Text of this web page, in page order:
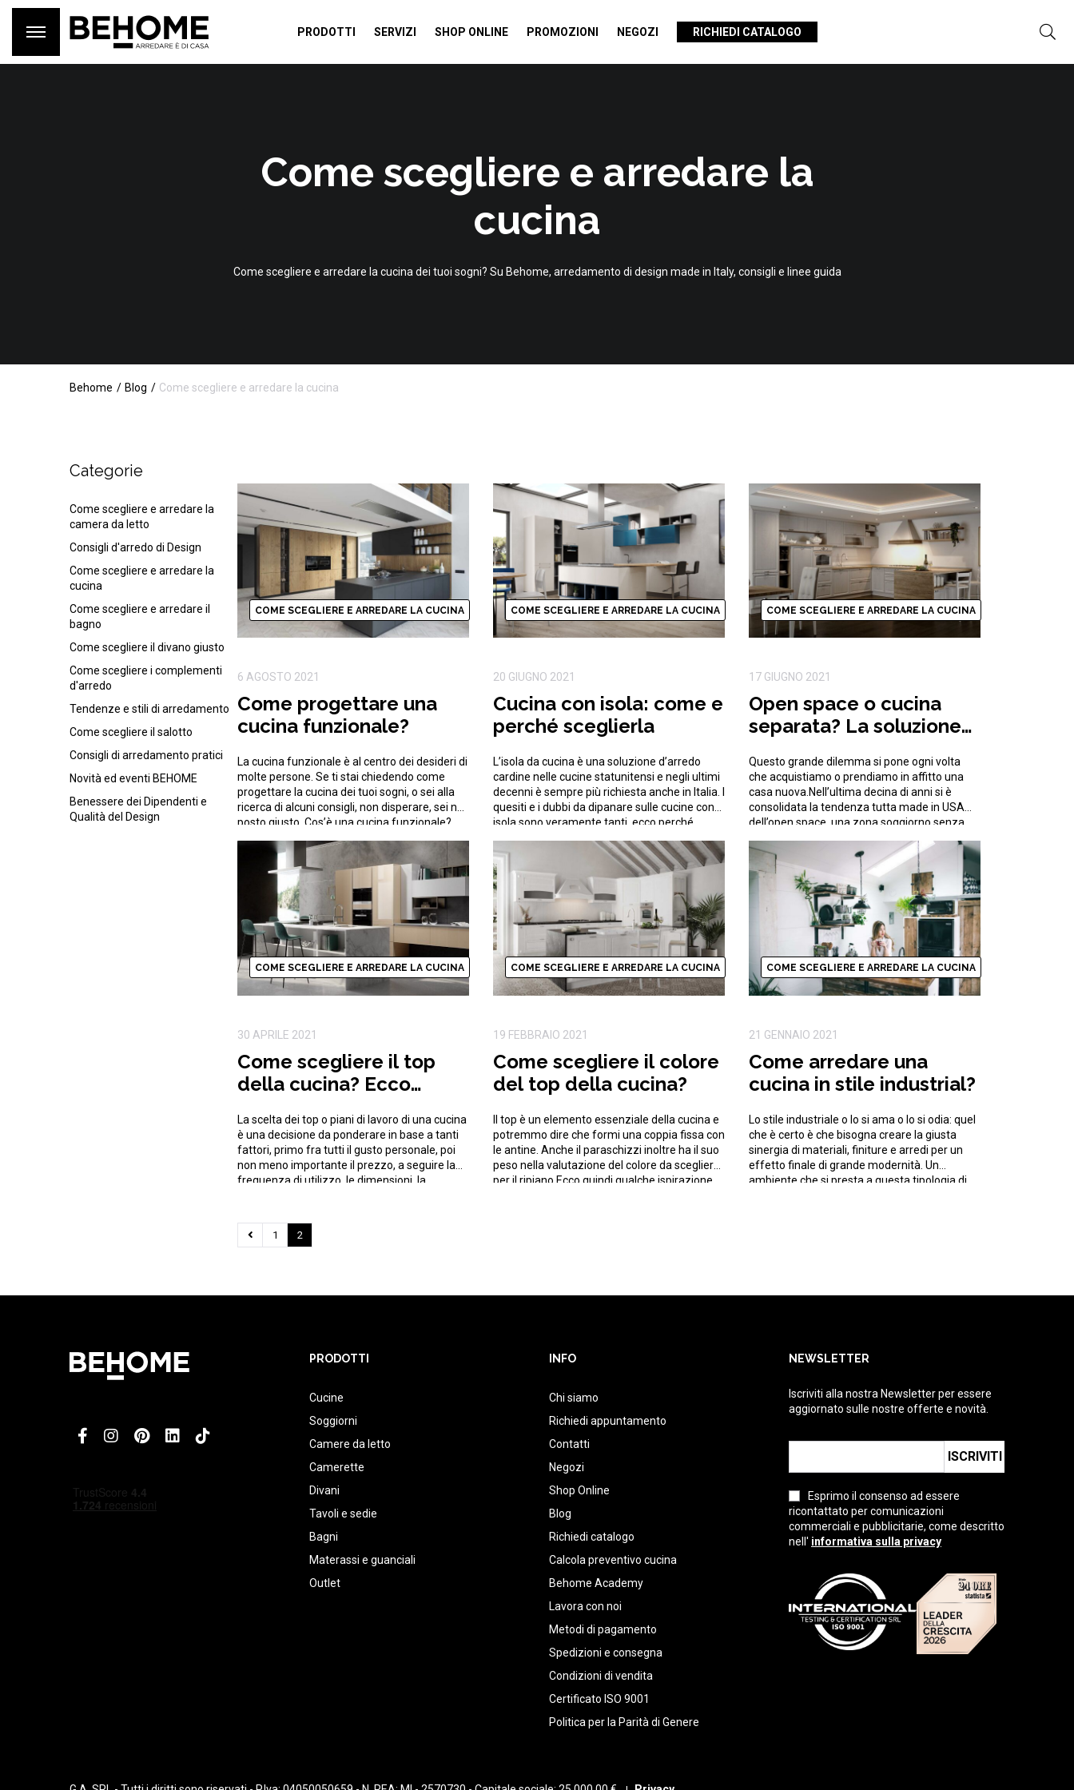
PRODOTTI SERVIZI SHOP ONLINE PROMOZIONI NEGOZI RICHIEDI CATALOGO
Come scegliere e arredare la
cucina
Come scegliere e arredare la cucina dei tuoi sogni? Su Behome, arredamento di design made in Italy, consigli e linee guida
Behome Blog Come scegliere e arredare la cucina
Categorie
Come scegliere e arredare la
camera da letto
Consigli d'arredo di Design
Come scegliere e arredare la
cucina
Come scegliere e arredare il
bagno
Come scegliere il divano giusto
Come scegliere i complementi
d'arredo
Tendenze e stili di arredamento
Come scegliere il salotto
Consigli di arredamento pratici
Novità ed eventi BEHOME
Benessere dei Dipendenti e
Qualità del Design
COME SCEGLIERE E ARREDARE LA CUCINA
6 AGOSTO 2021
Come progettare una
cucina funzionale?
La cucina funzionale è al centro dei desideri di
molte persone. Se ti stai chiedendo come
progettare la cucina dei tuoi sogni, o sei alla
ricerca di alcuni consigli, non disperare, sei nel
posto giusto. Cos’è una cucina funzionale?
Comporre una cucina è il sogno di ogni coppia.
Si tratta della zona della casa in […]
COME SCEGLIERE E ARREDARE LA CUCINA
20 GIUGNO 2021
Cucina con isola: come e
perché sceglierla
L’isola da cucina è una soluzione d’arredo
cardine nelle cucine statunitensi e negli ultimi
decenni è sempre più richiesta anche in Italia. I
quesiti e i dubbi da dipanare sulle cucine con
isola sono veramente tanti, ecco perché
proveremo a rispondere alle domande più
importanti su come scegliere e organizzarla.
Cucina con l’isola: solo per […]
COME SCEGLIERE E ARREDARE LA CUCINA
17 GIUGNO 2021
Open space o cucina
separata? La soluzione
Questo grande dilemma si pone ogni volta
che acquistiamo o prendiamo in affitto una
casa nuova.Nell’ultima decina di anni si è
consolidata la tendenza tutta made in USA
dell’open space, una zona soggiorno senza
soluzione di continuità con salotto, zona
pranzo e cucina in un unico spazio.In Italia la
tradizione del design d’interni ha sempre […]
COME SCEGLIERE E ARREDARE LA CUCINA
30 APRILE 2021
Come scegliere il top
della cucina? Ecco
La scelta dei top o piani di lavoro di una cucina
è una decisione da ponderare in base a tanti
fattori, primo fra tutti il gusto personale, poi
non meno importante il prezzo, a seguire la
frequenza di utilizzo, le dimensioni, la
scegliere il […]
COME SCEGLIERE E ARREDARE LA CUCINA
19 FEBBRAIO 2021
Come scegliere il colore
del top della cucina?
Il top è un elemento essenziale della cucina e
potremmo dire che formi una coppia fissa con
le antine. Anche il paraschizzi inoltre ha il suo
peso nella valutazione del colore da scegliere
per il ripiano.Ecco quindi qualche ispirazione
COME SCEGLIERE E ARREDARE LA CUCINA
21 GENNAIO 2021
Come arredare una
cucina in stile industrial?
Lo stile industriale o lo si ama o lo si odia: quel
che è certo è che bisogna creare la giusta
sinergia di materiali, finiture e arredi per un
effetto finale di grande modernità. Un
ambiente che si presta a questa tipologia di
1 2
PRODOTTI
Cucine
Soggiorni
Camere da letto
Camerette
Divani
Tavoli e sedie
Bagni
Materassi e guanciali
Outlet
INFO
Chi siamo
Richiedi appuntamento
Contatti
Negozi
Shop Online
Blog
Richiedi catalogo
Calcola preventivo cucina
Behome Academy
Lavora con noi
Metodi di pagamento
Spedizioni e consegna
Condizioni di vendita
Certificato ISO 9001
Politica per la Parità di Genere
NEWSLETTER
Iscriviti alla nostra Newsletter per essere
aggiornato sulle nostre offerte e novità.
ISCRIVITI
Esprimo il consenso ad essere
ricontattato per comunicazioni
commerciali e pubblicitarie, come descritto
nell' informativa sulla privacy